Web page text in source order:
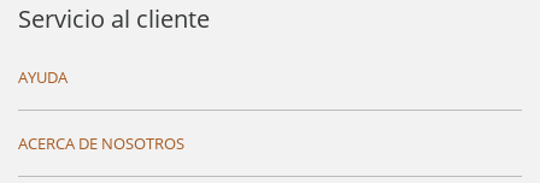
Servicio al cliente
AYUDA
ACERCA DE NOSOTROS